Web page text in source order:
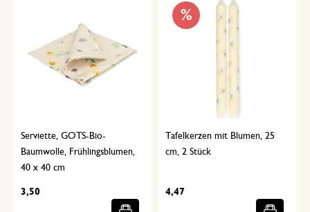
Serviette, GOTS-Bio-
Baumwolle, Frühlingsblumen,
40 x 40 cm
3,50
%
Tafelkerzen mit Blumen, 25
cm, 2 Stück
4,47